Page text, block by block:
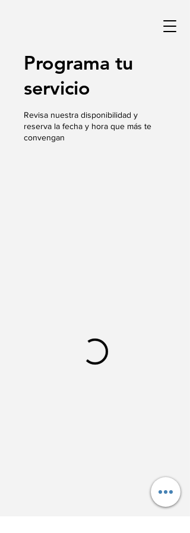
Programa tu
servicio
Revisa nuestra disponibilidad y
reserva la fecha y hora que más te
convengan